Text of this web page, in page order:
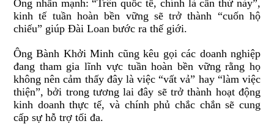
Ông nhấn mạnh: “Trên quốc tế, chính là cần thứ này”,
kinh tế tuần hoàn bền vững sẽ trở thành “cuốn hộ
chiếu” giúp Đài Loan bước ra thế giới.
Ông Bành Khởi Minh cũng kêu gọi các doanh nghiệp
đang tham gia lĩnh vực tuần hoàn bền vững rằng họ
không nên cảm thấy đây là việc “vất vả” hay “làm việc
thiện”, bởi trong tương lai đây sẽ trở thành hoạt động
kinh doanh thực tế, và chính phủ chắc chắn sẽ cung
cấp sự hỗ trợ tối đa.